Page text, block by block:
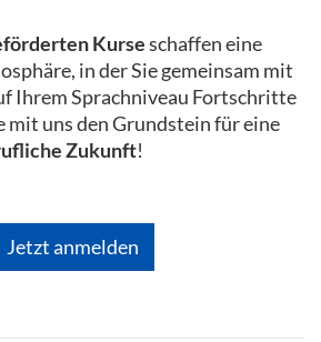
Kurseschaffen eine
in der Sie gemeinsam mit
Ihrem Sprachniveau Fortschritte
mit uns den Grundstein für eine
Zukunft!
Jetzt anmelden